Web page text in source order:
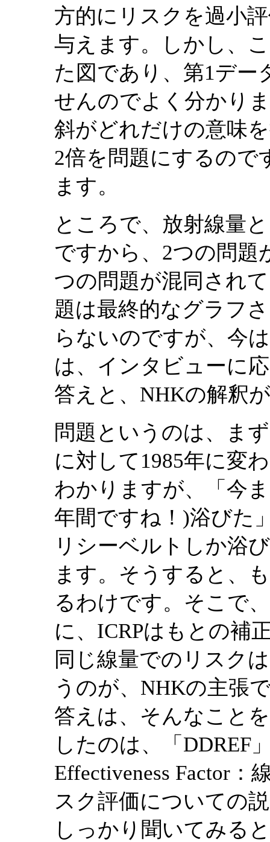
方的にリスクを過小
与えます。しかし、
た図であり、第1デー
せんのでよく分かり
斜がどれだけの意味
2倍を問題にするので
ます。
ところで、放射線量
ですから、2つの問題
つの問題が混同され
題は最終的なグラフ
らないのですが、今
は、インタビューに
答えと、NHKの解釈
問題というのは、ま
に対して1985年に変
わかりますが、「今
年間ですね！)浴びた
リシーベルトしか浴
ます。そうすると、
るわけです。そこで
に、ICRPはもとの補
同じ線量でのリスク
うのが、NHKの主張
答えは、そんなこと
したのは、「DDREF
Effectiveness Factor
スク評価についての
しっかり聞いてみる